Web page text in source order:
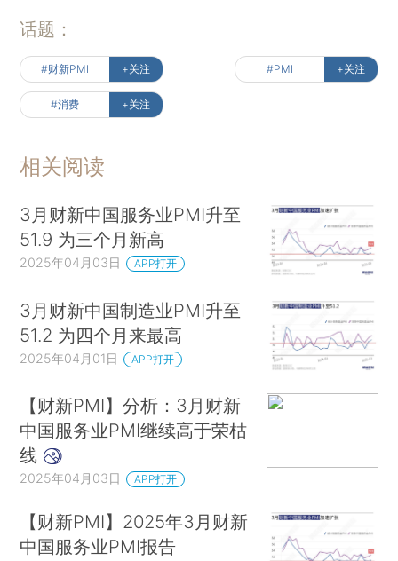
话题：
#财新PMI +关注 #PMI +关注
#消费 +关注
相关阅读
3月财新中国服务业PMI升至
51.9 为三个月新高
2025年04月03日 APP打开
3月财新中国制造业PMI升至
51.2 为四个月来最高
2025年04月01日 APP打开
【财新PMI】分析：3月财新
中国服务业PMI继续高于荣枯
线
2025年04月03日 APP打开
【财新PMI】2025年3月财新
中国服务业PMI报告